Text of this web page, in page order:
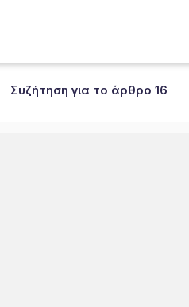
Συζήτηση για το άρθρο 16